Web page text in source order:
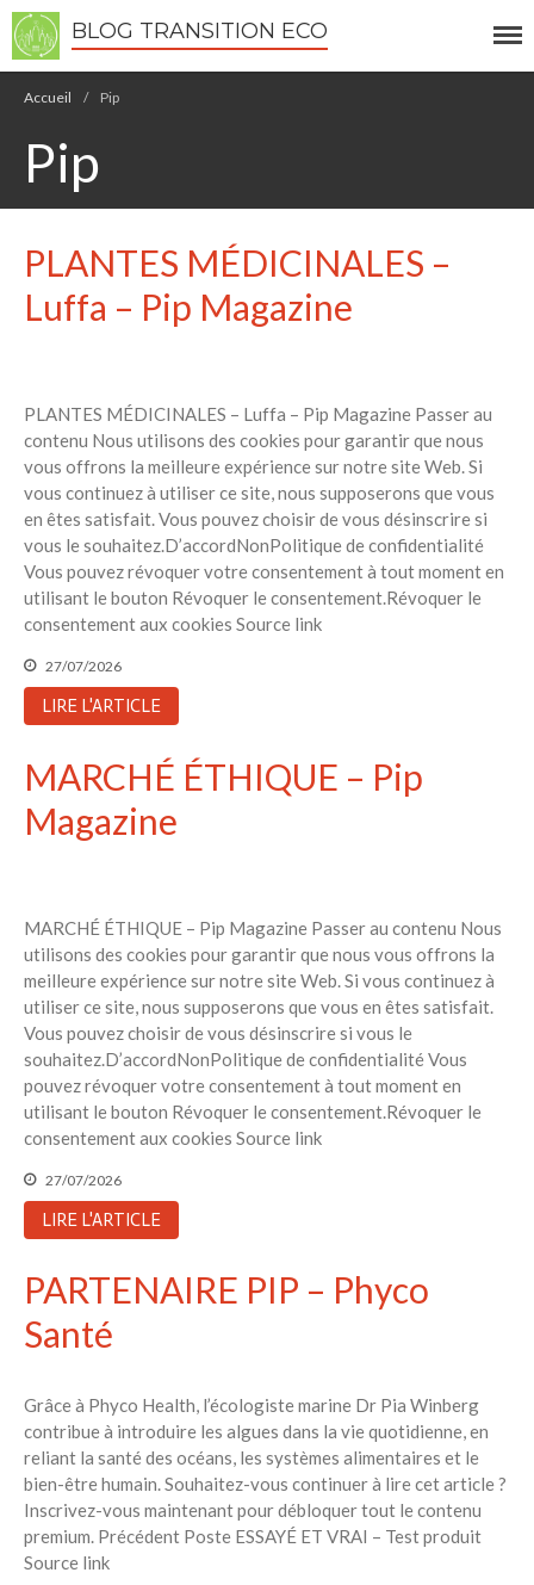
Permaculture
Recettes Bio DIY
Rechercher
Recent Posts
6 éco-actions faciles à prendre
avec vos enfants
Réduire les déchets : votre
guide pour les citoyens et les
biologiques – The Applied
Recent Comments
Aucun commentaire à afficher.
BLOG TRANSITION ECO
Accueil / Pip
Pip
PLANTES MÉDICINALES –
Luffa – Pip Magazine
PLANTES MÉDICINALES – Luffa – Pip Magazine Passer au
contenu Nous utilisons des cookies pour garantir que nous
vous offrons la meilleure expérience sur notre site Web. Si
vous continuez à utiliser ce site, nous supposerons que vous
en êtes satisfait. Vous pouvez choisir de vous désinscrire si
vous le souhaitez.D’accordNonPolitique de confidentialité
Vous pouvez révoquer votre consentement à tout moment en
utilisant le bouton Révoquer le consentement.Révoquer le
consentement aux cookies Source link
27/07/2026
LIRE L'ARTICLE
MARCHÉ ÉTHIQUE – Pip
Magazine
MARCHÉ ÉTHIQUE – Pip Magazine Passer au contenu Nous
utilisons des cookies pour garantir que nous vous offrons la
meilleure expérience sur notre site Web. Si vous continuez à
utiliser ce site, nous supposerons que vous en êtes satisfait.
Vous pouvez choisir de vous désinscrire si vous le
souhaitez.D’accordNonPolitique de confidentialité Vous
pouvez révoquer votre consentement à tout moment en
utilisant le bouton Révoquer le consentement.Révoquer le
consentement aux cookies Source link
27/07/2026
LIRE L'ARTICLE
PARTENAIRE PIP – Phyco
Santé
Grâce à Phyco Health, l’écologiste marine Dr Pia Winberg
contribue à introduire les algues dans la vie quotidienne, en
reliant la santé des océans, les systèmes alimentaires et le
bien-être humain. Souhaitez-vous continuer à lire cet article ?
Inscrivez-vous maintenant pour débloquer tout le contenu
premium. Précédent Poste ESSAYÉ ET VRAI – Test produit
Source link